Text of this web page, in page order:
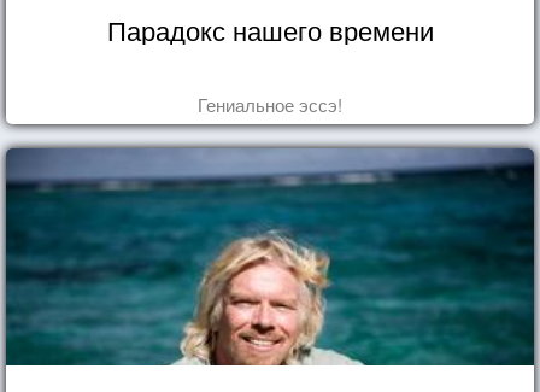
Парадокс нашего времени
Гениальное эссэ!